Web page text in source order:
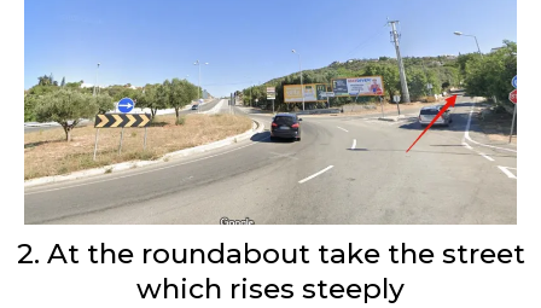
2. At the roundabout take the street
which rises steeply